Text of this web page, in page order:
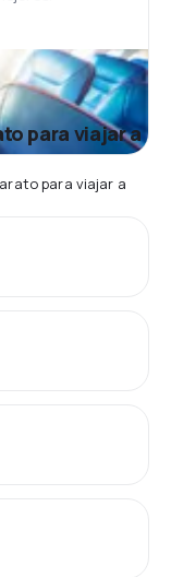
para viajar a
para viajar a